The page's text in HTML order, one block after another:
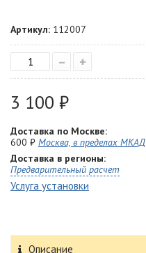
Артикул: 112007
– +
3 100 ₽
Доставка по Москве:
600 ₽ Москва, в пределах МКАД
Доставка в регионы:
Предварительный расчет
Услуга установки
Описание